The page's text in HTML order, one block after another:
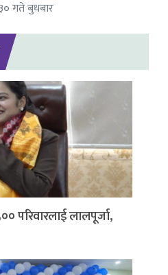
गते बुधबार
परिवारलाई लालपूर्जा,